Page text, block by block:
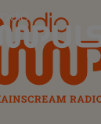
Impuls